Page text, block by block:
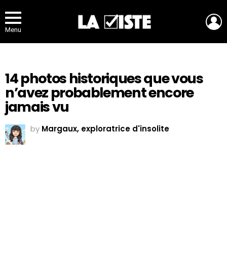
Menu
14 photos historiques que vous
n’avez probablement encore
jamais vu
by Margaux, exploratrice d'insolite